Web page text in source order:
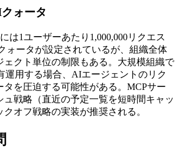
ォータ
は1ユーザーあたり1,000,000リクエス
ォータが設定されているが、組織全体
ェクト単位の制限もある。大規模組織で
運用する場合、AIエージェントのリク
タを圧迫する可能性がある。MCPサー
ュ戦略（直近の予定一覧を短時間キャッ
オフ戦略の実装が推奨される。